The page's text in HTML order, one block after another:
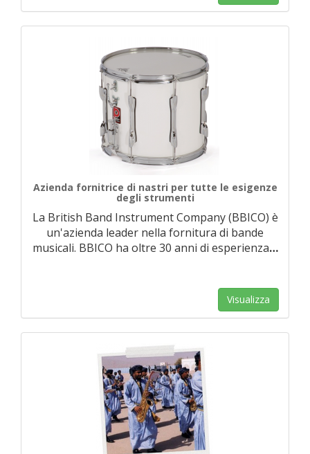
Azienda fornitrice di nastri per tutte le esigenze
degli strumenti
La British Band Instrument Company (BBICO) è
un'azienda leader nella fornitura di bande
musicali. BBICO ha oltre 30 anni di esperienza…
Visualizza